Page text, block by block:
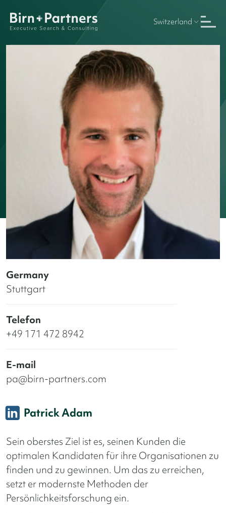
Switzerland
Germany
Stuttgart
Telefon
+49 171 472 8942
E-mail
pa@birn-partners.com
Patrick Adam
Sein oberstes Ziel ist es, seinen Kunden die
optimalen Kandidaten für ihre Organisationen zu
finden und zu gewinnen. Um das zu erreichen,
setzt er modernste Methoden der
Persönlichkeitsforschung ein.